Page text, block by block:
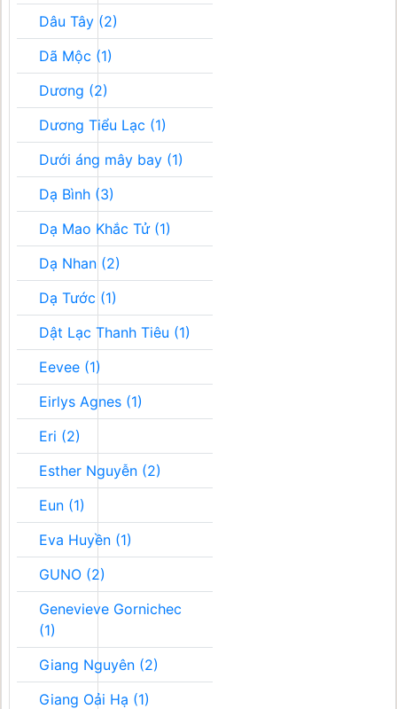
Dâu Tây (2)
Dã Mộc (1)
Dương (2)
Dương Tiểu Lạc (1)
Dưới áng mây bay (1)
Dạ Bình (3)
Dạ Mao Khắc Tử (1)
Dạ Nhan (2)
Dạ Tước (1)
Dật Lạc Thanh Tiêu (1)
Eevee (1)
Eirlys Agnes (1)
Eri (2)
Esther Nguyễn (2)
Eun (1)
Eva Huyền (1)
GUNO (2)
Genevieve Gornichec
(1)
Giang Nguyên (2)
Giang Oải Hạ (1)